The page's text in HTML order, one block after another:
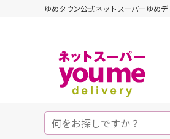
ゆめタウン公式ネットスーパーゆめ